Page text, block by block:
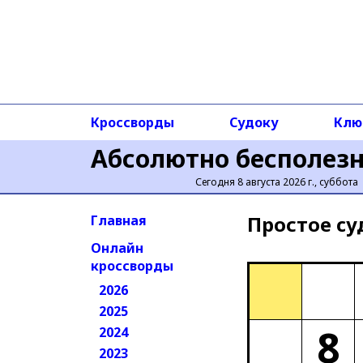
Абсолютно
Сегодня 8 августа 2026 г., суббота
Кроссворды Судоку
Главная
Онлайн
кроссворды
2026
2025
2024
2023
Простое
8